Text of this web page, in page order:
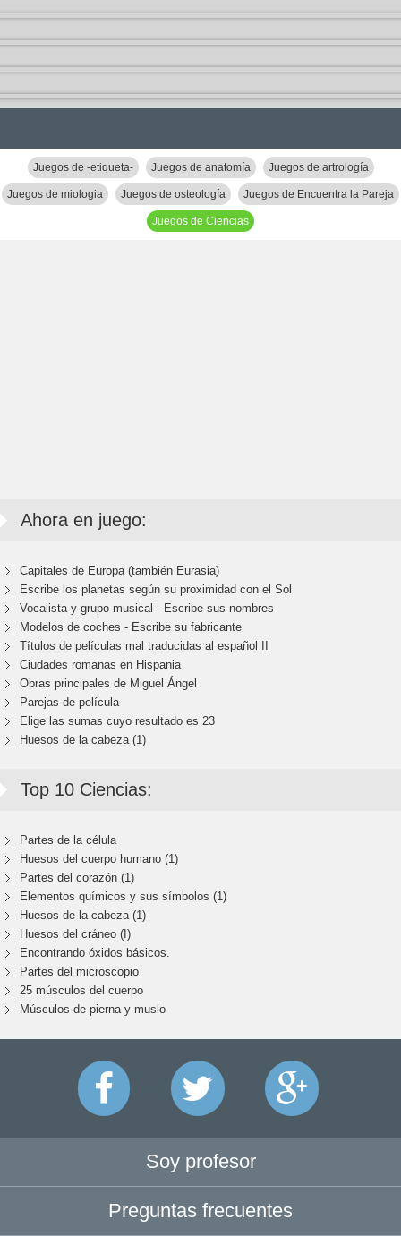
Juegos de -etiqueta- Juegos de anatomía Juegos de artrología
Juegos de miologia Juegos de osteología Juegos de Encuentra la Pareja
Juegos de Ciencias
Ahora en juego:
Capitales de Europa (también Eurasia)
Escribe los planetas según su proximidad con el Sol
Vocalista y grupo musical - Escribe sus nombres
Modelos de coches - Escribe su fabricante
Títulos de películas mal traducidas al español II
Ciudades romanas en Hispania
Obras principales de Miguel Ángel
Parejas de película
Elige las sumas cuyo resultado es 23
Huesos de la cabeza (1)
Top 10 Ciencias:
Partes de la célula
Huesos del cuerpo humano (1)
Partes del corazón (1)
Elementos químicos y sus símbolos (1)
Huesos de la cabeza (1)
Huesos del cráneo (I)
Encontrando óxidos básicos.
Partes del microscopio
25 músculos del cuerpo
Músculos de pierna y muslo
Soy profesor
Preguntas frecuentes